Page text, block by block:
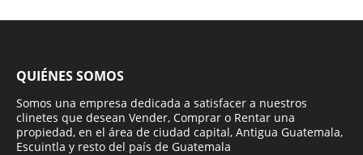
QUIÉNES SOMOS
Somos una empresa dedicada a satisfacer a nuestros
clinetes que desean Vender, Comprar o Rentar una
propiedad, en el área de ciudad capital, Antigua Guatemala,
Escuintla y resto del país de Guatemala